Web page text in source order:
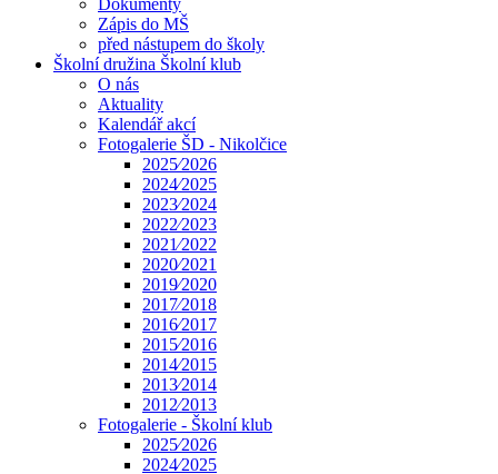
Dokumenty
Zápis do MŠ
před nástupem do školy
Školní družina Školní klub
O nás
Aktuality
Kalendář akcí
Fotogalerie ŠD - Nikolčice
2025⁄2026
2024⁄2025
2023⁄2024
2022⁄2023
2021⁄2022
2020⁄2021
2019⁄2020
2017⁄2018
2016⁄2017
2015⁄2016
2014⁄2015
2013⁄2014
2012⁄2013
Fotogalerie - Školní klub
2025⁄2026
2024⁄2025